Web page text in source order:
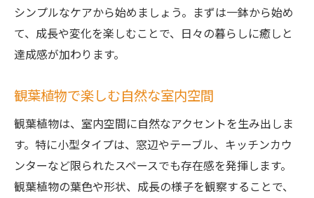
シンプルなケアから始めましょう。まずは一鉢から始め
て、成長や変化を楽しむことで、日々の暮らしに癒しと
達成感が加わります。
観葉植物で楽しむ自然な室内空間
観葉植物は、室内空間に自然なアクセントを生み出しま
す。特に小型タイプは、窓辺やテーブル、キッチンカウ
ンターなど限られたスペースでも存在感を発揮します。
観葉植物の葉色や形状、成長の様子を観察することで、